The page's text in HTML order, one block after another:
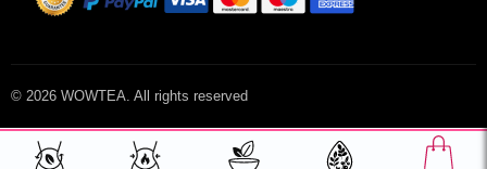
© 2026 WOWTEA. All rights reserved